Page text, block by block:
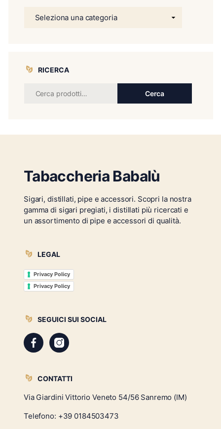
RICERCA
Cerca
Tabaccheria Babalù
Sigari, distillati, pipe e accessori. Scopri la nostra
gamma di sigari pregiati, i distillati più ricercati e
un assortimento di pipe e accessori di qualità.
LEGAL
Privacy Policy
Privacy Policy
SEGUICI SUI SOCIAL
CONTATTI
Via Giardini Vittorio Veneto 54/56 Sanremo (IM)
Telefono: +39 0184503473